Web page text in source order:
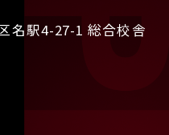
名駅4-27-1 総合校舎